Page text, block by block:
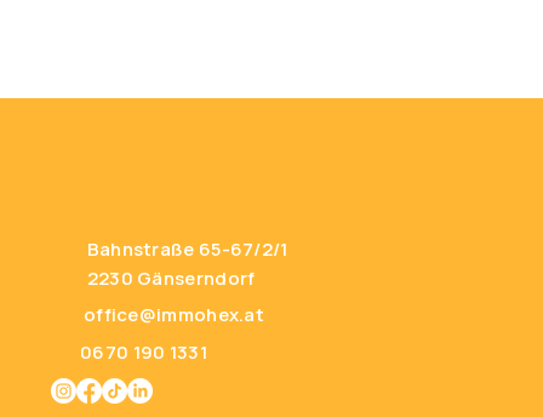
Bahnstraße 65-67/2/1
2230 Gänserndorf
office@immohex.at
0670 190 1331